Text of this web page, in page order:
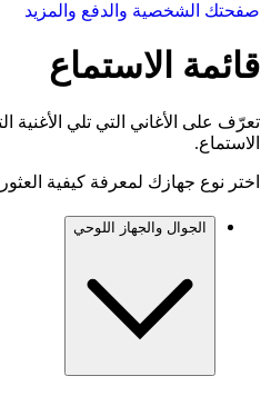
صفحتك الشخصية والدفع والمزيد
قائمة الاستماع
تعرّف على الأغاني التي تلي الأغنية
الاستماع.
اختر نوع جهازك لمعرفة كيفية
الجوال والجهاز اللوحي